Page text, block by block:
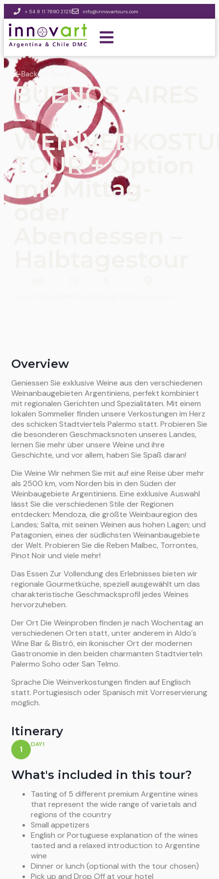
+ 54 9 11 7890 2125 info@innovartours.com
Back to Tours
BUENOS AIRES
–
TOUR + Option
mit Mittag-
oder
Overview
Geniessen Sie exklusive Weine aus den verschiedenen
Weinanbaugebieten Argentiniens, perfekt kombiniert
mit regionalen Gerichten und Spezialitäten. Mit einem
lokalen Sommelier finden unsere Verkostungen im Herz
des schicken Stadtviertels Palermo statt. Probieren Sie
die besonderen Geschmacksnoten unseres Landes,
lernen Sie mehr über unsere Weine und ihre
Geschichte, und vor allem, haben Sie Spaß daran!
Die Weine Wir nehmen Sie mit auf eine Reise über mehr
als 2500 km, vom Norden bis in den Süden der
Weinbaugebiete Argentiniens. Eine exklusive Auswahl
lässt Sie die verschiedenen Stile der Regionen
entdecken: Mendoza, die größte Weinbauregion des
Landes; Salta, mit seinen Weinen aus hohen Lagen; und
Patagonien, eines der südlichsten Weinanbaugebiete
der Welt. Probieren Sie die Reben Malbec, Torrontes,
Pinot Noir und viele mehr!
Das Essen Zur Vollendung des Erlebnisses bieten wir
regionale Gourmetküche, speziell ausgewählt um das
charakteristische Geschmacksprofil jedes Weines
hervorzuheben.
Der Ort Die Weinproben finden je nach Wochentag an
verschiedenen Orten statt, unter anderem in Aldo´s
Wine Bar & Bistró, ein ikonischer Ort der modernen
Gastronomie in den beiden charmanten Stadtvierteln
Palermo Soho oder San Telmo.
Sprache Die Weinverkostungen finden auf Englisch
statt. Portugiesisch oder Spanisch mit Vorreservierung
möglich.
Itinerary
1 DAY1
What's included in this tour?
Tasting of 5 different premium Argentine wines
that represent the wide range of varietals and
regions of the country
Small appetizers
English or Portuguese explanation of the wines
tasted and a relaxed introduction to Argentine
wine
Dinner or lunch (optional with the tour chosen)
Pick up and Drop Off at your hotel